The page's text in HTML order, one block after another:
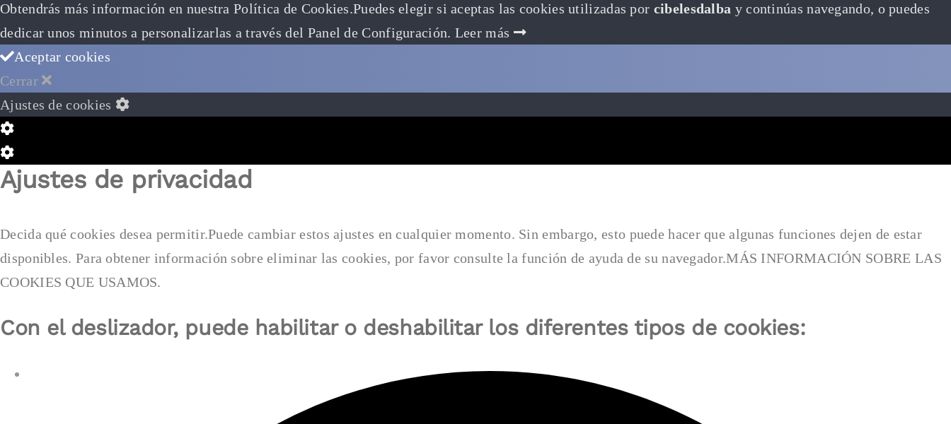
Obtendrás más información en nuestra Política de Cookies.Puedes elegir si aceptas las cookies utilizadas por cibelesdalba y continúas navegando, o puedes
dedicar unos minutos a personalizarlas a través del Panel de Configuración. Leer más
Aceptar cookies
Cerrar
Ajustes de cookies
Configuración
de
Cookie
Configuración
de
Ajustes de privacidad
Decida qué cookies desea permitir.Puede cambiar estos ajustes en cualquier momento. Sin embargo, esto puede hacer que algunas funciones dejen de estar
disponibles. Para obtener información sobre eliminar las cookies, por favor consulte la función de ayuda de su navegador.MÁS INFORMACIÓN SOBRE LAS
COOKIES QUE USAMOS.
Con el deslizador, puede habilitar o deshabilitar los diferentes tipos de cookies: